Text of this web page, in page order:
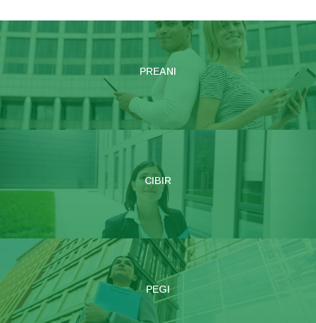
PREANI
CIBIR
PEGI